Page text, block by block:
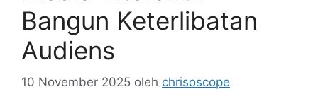
Bangun Keterlibatan
Audiens
10 November 2025 oleh chrisoscope